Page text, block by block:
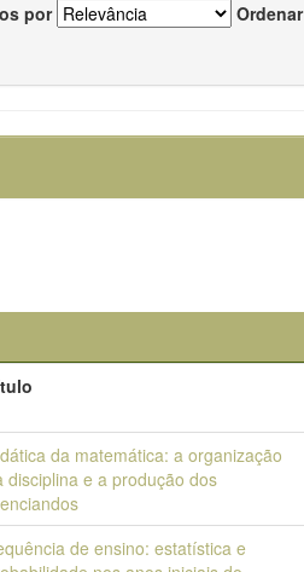
por Ordenar
da matemática: a organização
disciplina e a produção dos
de ensino: estatística e